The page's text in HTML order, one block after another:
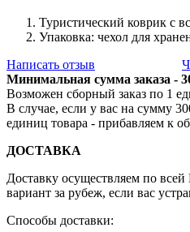
Туристический коврик с
Упаковка: чехол для
Написать отзыв
Минимальная сумма заказа -
Возможен сборный заказ по 1
В случае, если у вас на сумму
единиц товара - прибавляем к
ДОСТАВКА
Доставку осуществляем по
вариант за рубеж, если вас
Способы доставки: